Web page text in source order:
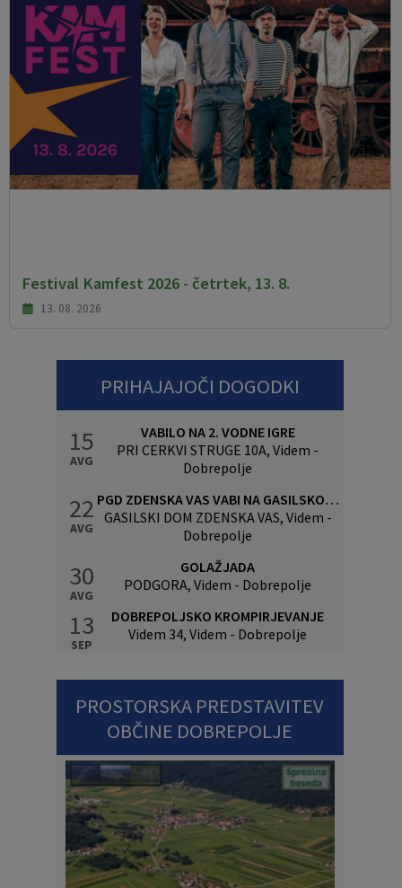
Festival Kamfest 2026 - četrtek, 13. 8.
13. 08. 2026
PRIHAJAJOČI DOGODKI
15
AVG
VABILO NA 2. VODNE IGRE
PRI CERKVI STRUGE 10A, Videm -
Dobrepolje
22
AVG
PGD ZDENSKA VAS VABI NA GASILSKO VESELICO S SKUPINO CALYPSO
GASILSKI DOM ZDENSKA VAS, Videm -
Dobrepolje
30
AVG
GOLAŽJADA
PODGORA, Videm - Dobrepolje
13
SEP
DOBREPOLJSKO KROMPIRJEVANJE
Videm 34, Videm - Dobrepolje
PROSTORSKA PREDSTAVITEV
OBČINE DOBREPOLJE